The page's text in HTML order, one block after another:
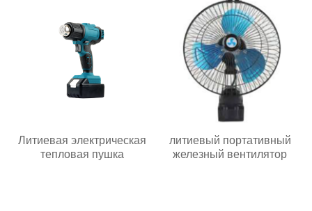
Литиевая электрическая
тепловая пушка
литиевый портативный
железный вентилятор